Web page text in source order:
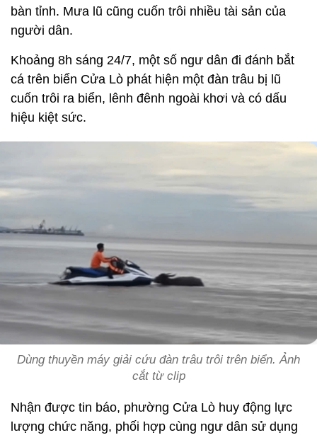
bàn tỉnh. Mưa lũ cũng cuốn trôi nhiều tài sản của
người dân.
Khoảng 8h sáng 24/7, một số ngư dân đi đánh bắt
cá trên biển Cửa Lò phát hiện một đàn trâu bị lũ
cuốn trôi ra biển, lênh đênh ngoài khơi và có dấu
hiệu kiệt sức.
Dùng thuyền máy giải cứu đàn trâu trôi trên biển. Ảnh
cắt từ clip
Nhận được tin báo, phường Cửa Lò huy động lực
lượng chức năng, phối hợp cùng ngư dân sử dụng